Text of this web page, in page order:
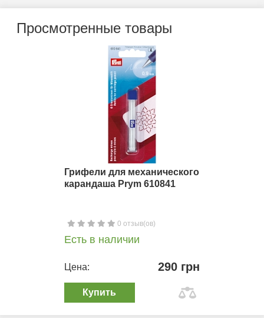
Просмотренные товары
Грифели для механического
карандаша Prym 610841
0 отзыв(ов)
Есть в наличии
Цена: 290 грн
Купить